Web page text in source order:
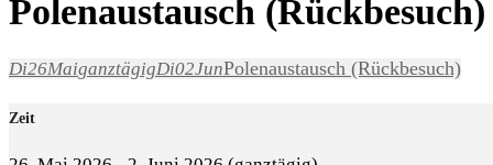
Polenaustausch (Rückbesuch)
Di26MaiganztägigDi02JunPolenaustausch (Rückbesuch)
Zeit